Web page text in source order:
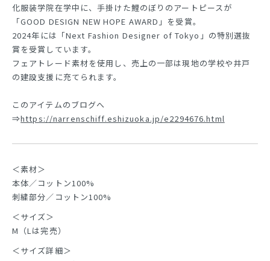
化服装学院在学中に、手掛けた鯉のぼりのアートピースが
「GOOD DESIGN NEW HOPE AWARD」を受賞。
2024年には「Next Fashion Designer of Tokyo」の特別選抜
賞を受賞しています。
フェアトレード素材を使用し、売上の一部は現地の学校や井戸
の建設支援に充てられます。
このアイテムのブログへ
⇒https://narrenschiff.eshizuoka.jp/e2294676.html
＜素材＞
本体／コットン100%
刺繍部分／コットン100%
＜サイズ＞
M（Lは完売）
＜サイズ詳細＞